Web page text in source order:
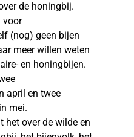
de honingbij.
voor
(nog) geen bijen
meer willen weten
en honingbijen.
april en twee
mei.
het over de wilde en